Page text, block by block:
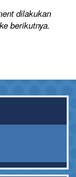
dilakukan
berikutnya.